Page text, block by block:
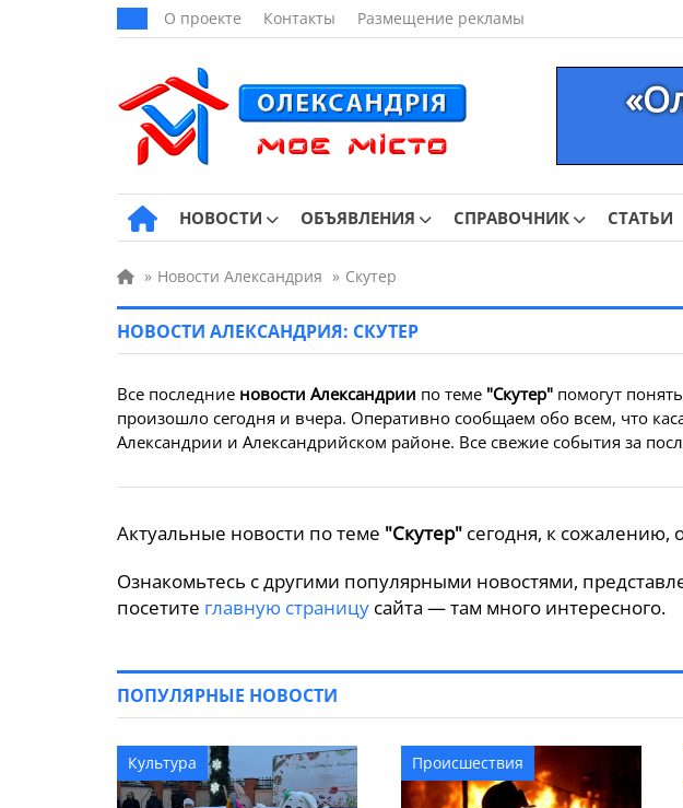
О проекте Контакты Размещение рекламы
НОВОСТИ ОБЪЯВЛЕНИЯ СПРАВОЧНИК СТАТЬИ
» Новости Александрия » Скутер
НОВОСТИ АЛЕКСАНДРИЯ: СКУТЕР
Все последние новости Александрии по теме "Скутер" помогут
произошло сегодня и вчера. Оперативно сообщаем обо всем, что
Александрии и Александрийском районе. Все свежие события за
Актуальные новости по теме "Скутер" сегодня, к сожалению,
Ознакомьтесь с другими популярными новостями,
посетите главную страницу сайта — там много интересного.
ПОПУЛЯРНЫЕ НОВОСТИ
Культура Происшествия